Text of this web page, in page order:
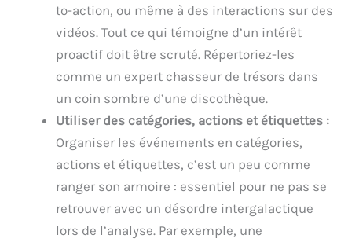
to-action, ou même à des interactions sur des
vidéos. Tout ce qui témoigne d’un intérêt
proactif doit être scruté. Répertoriez-les
comme un expert chasseur de trésors dans
un coin sombre d’une discothèque.
Utiliser des catégories, actions et étiquettes :
Organiser les événements en catégories,
actions et étiquettes, c’est un peu comme
ranger son armoire : essentiel pour ne pas se
retrouver avec un désordre intergalactique
lors de l’analyse. Par exemple, une